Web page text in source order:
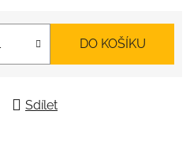
DO KOŠÍKU
Sdílet